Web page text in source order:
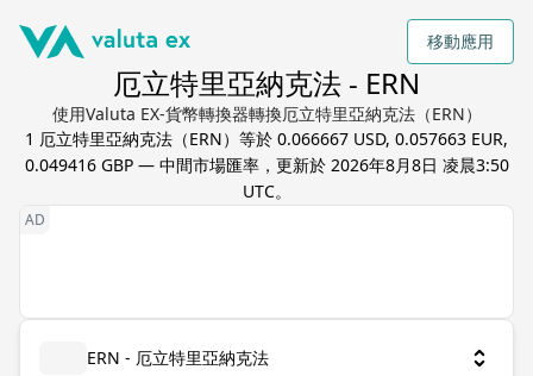
移動應用
厄立特里亞納克法 - ERN
使用Valuta EX-貨幣轉換器轉換厄立特里亞納克法（ERN）
1 厄立特里亞納克法 （ERN）等於 0.066667 USD, 0.057663 EUR,
0.049416 GBP— 中間市場匯率，更新於 2026年8月8日 凌晨3:50
UTC。
ERN - 厄立特里亞納克法